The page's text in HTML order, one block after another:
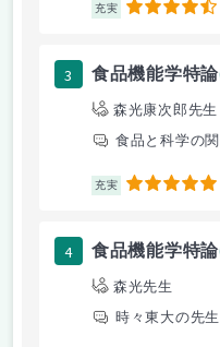
充実 4.5
3 食品機能学特論
森光康次郎先生
食品と科学の
充実 5
4 食品機能学特論
森光先生
時々東大の先